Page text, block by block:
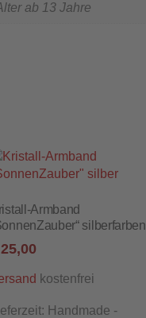
ab 13 Jahre
Armband
silberfarben
25,00
kostenfrei
Handmade -